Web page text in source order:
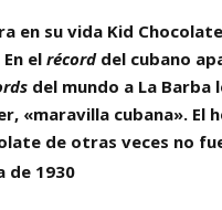
en su vida Kid
En elrécord del cubano
del mundo a La
«maravilla cubana». El
de otras veces no
de 1930